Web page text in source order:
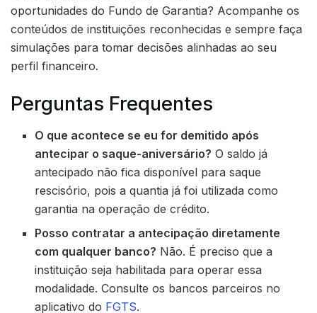
oportunidades do Fundo de Garantia? Acompanhe os
conteúdos de instituições reconhecidas e sempre faça
simulações para tomar decisões alinhadas ao seu
perfil financeiro.
Perguntas Frequentes
O que acontece se eu for demitido após
antecipar o saque-aniversário? O saldo já
antecipado não fica disponível para saque
rescisório, pois a quantia já foi utilizada como
garantia na operação de crédito.
Posso contratar a antecipação diretamente
com qualquer banco? Não. É preciso que a
instituição seja habilitada para operar essa
modalidade. Consulte os bancos parceiros no
aplicativo do FGTS.